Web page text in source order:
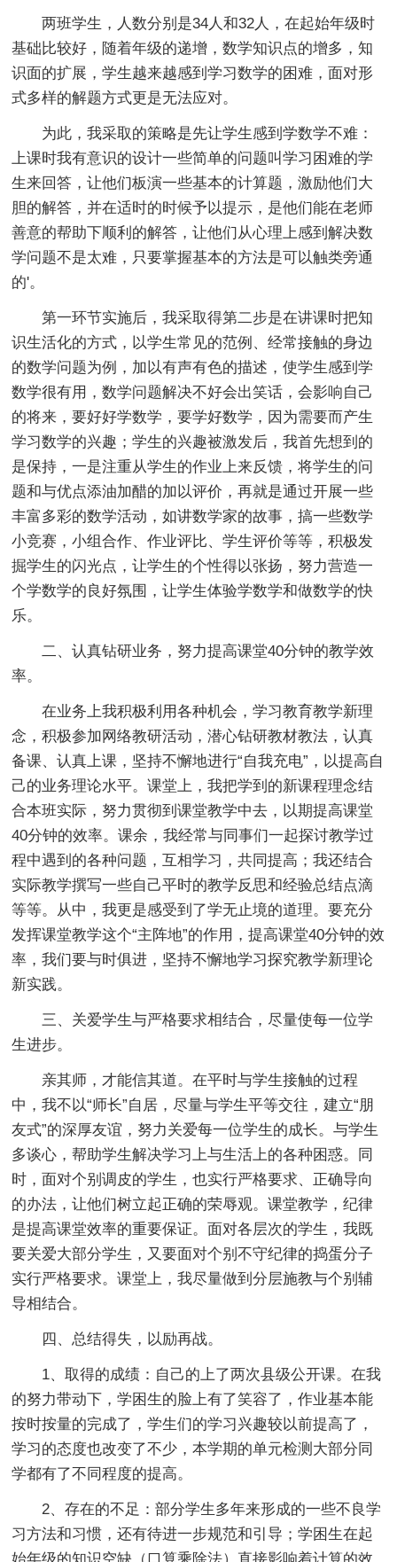
两班学生，人数分别是34人和32人，在起始年级时
基础比较好，随着年级的递增，数学知识点的增多，知
识面的扩展，学生越来越感到学习数学的困难，面对形
式多样的解题方式更是无法应对。
为此，我采取的策略是先让学生感到学数学不难：
上课时我有意识的设计一些简单的问题叫学习困难的学
生来回答，让他们板演一些基本的计算题，激励他们大
胆的解答，并在适时的时候予以提示，是他们能在老师
善意的帮助下顺利的解答，让他们从心理上感到解决数
学问题不是太难，只要掌握基本的方法是可以触类旁通
的'。
第一环节实施后，我采取得第二步是在讲课时把知
识生活化的方式，以学生常见的范例、经常接触的身边
的数学问题为例，加以有声有色的描述，使学生感到学
数学很有用，数学问题解决不好会出笑话，会影响自己
的将来，要好好学数学，要学好数学，因为需要而产生
学习数学的兴趣；学生的兴趣被激发后，我首先想到的
是保持，一是注重从学生的作业上来反馈，将学生的问
题和与优点添油加醋的加以评价，再就是通过开展一些
丰富多彩的数学活动，如讲数学家的故事，搞一些数学
小竞赛，小组合作、作业评比、学生评价等等，积极发
掘学生的闪光点，让学生的个性得以张扬，努力营造一
个学数学的良好氛围，让学生体验学数学和做数学的快
乐。
二、认真钻研业务，努力提高课堂40分钟的教学效
率。
在业务上我积极利用各种机会，学习教育教学新理
念，积极参加网络教研活动，潜心钻研教材教法，认真
备课、认真上课，坚持不懈地进行“自我充电”，以提高自
己的业务理论水平。课堂上，我把学到的新课程理念结
合本班实际，努力贯彻到课堂教学中去，以期提高课堂
40分钟的效率。课余，我经常与同事们一起探讨教学过
程中遇到的各种问题，互相学习，共同提高；我还结合
实际教学撰写一些自己平时的教学反思和经验总结点滴
等等。从中，我更是感受到了学无止境的道理。要充分
发挥课堂教学这个“主阵地”的作用，提高课堂40分钟的效
率，我们要与时俱进，坚持不懈地学习探究教学新理论
新实践。
三、关爱学生与严格要求相结合，尽量使每一位学
生进步。
亲其师，才能信其道。在平时与学生接触的过程
中，我不以“师长”自居，尽量与学生平等交往，建立“朋
友式”的深厚友谊，努力关爱每一位学生的成长。与学生
多谈心，帮助学生解决学习上与生活上的各种困惑。同
时，面对个别调皮的学生，也实行严格要求、正确导向
的办法，让他们树立起正确的荣辱观。课堂教学，纪律
是提高课堂效率的重要保证。面对各层次的学生，我既
要关爱大部分学生，又要面对个别不守纪律的捣蛋分子
实行严格要求。课堂上，我尽量做到分层施教与个别辅
导相结合。
四、总结得失，以励再战。
1、取得的成绩：自己的上了两次县级公开课。在我
的努力带动下，学困生的脸上有了笑容了，作业基本能
按时按量的完成了，学生们的学习兴趣较以前提高了，
学习的态度也改变了不少，本学期的单元检测大部分同
学都有了不同程度的提高。
2、存在的不足：部分学生多年来形成的一些不良学
习方法和习惯，还有待进一步规范和引导；学困生在起